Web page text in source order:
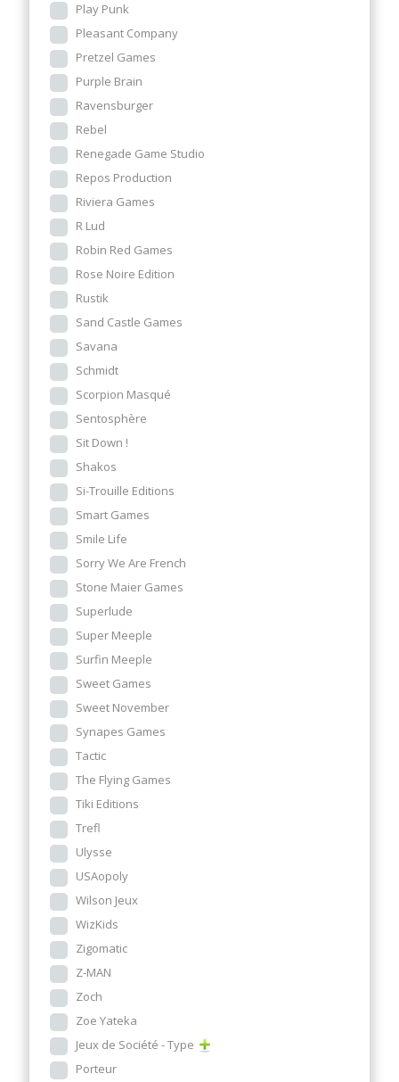
Play Punk
Pleasant Company
Pretzel Games
Purple Brain
Ravensburger
Rebel
Renegade Game Studio
Repos Production
Riviera Games
R Lud
Robin Red Games
Rose Noire Edition
Rustik
Sand Castle Games
Savana
Schmidt
Scorpion Masqué
Sentosphère
Sit Down !
Shakos
Si-Trouille Editions
Smart Games
Smile Life
Sorry We Are French
Stone Maier Games
Superlude
Super Meeple
Surfin Meeple
Sweet Games
Sweet November
Synapes Games
Tactic
The Flying Games
Tiki Editions
Trefl
Ulysse
USAopoly
Wilson Jeux
WizKids
Zigomatic
Z-MAN
Zoch
Zoe Yateka
Jeux de Société - Type
Porteur